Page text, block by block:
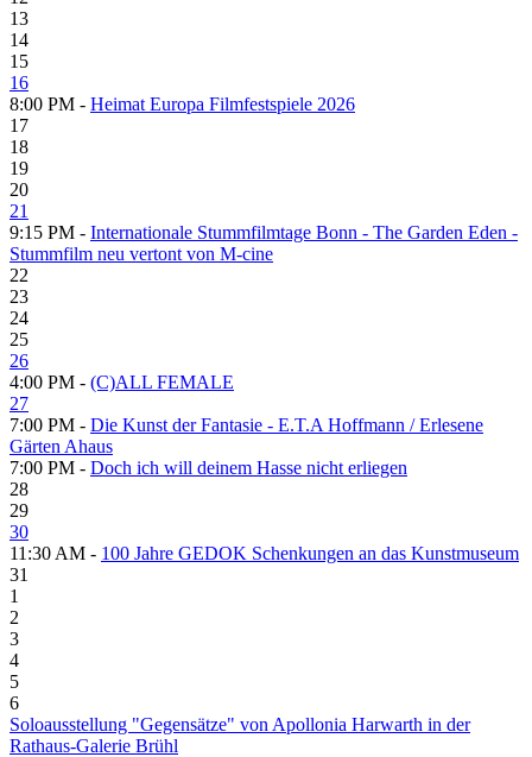
13
14
15
16
8:00 PM - Heimat Europa Filmfestspiele 2026
17
18
19
20
21
9:15 PM - Internationale Stummfilmtage Bonn - The Garden Eden -
Stummfilm neu vertont von M-cine
22
23
24
25
26
4:00 PM - (C)ALL FEMALE
27
7:00 PM - Die Kunst der Fantasie - E.T.A Hoffmann / Erlesene
Gärten Ahaus
7:00 PM - Doch ich will deinem Hasse nicht erliegen
28
29
30
11:30 AM - 100 Jahre GEDOK Schenkungen an das Kunstmuseum
31
1
2
3
4
5
6
Soloausstellung "Gegensätze" von Apollonia Harwarth in der
Rathaus-Galerie Brühl